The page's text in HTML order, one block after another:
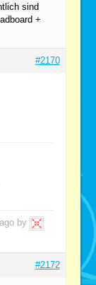
sind
+
#2170
by
#2172